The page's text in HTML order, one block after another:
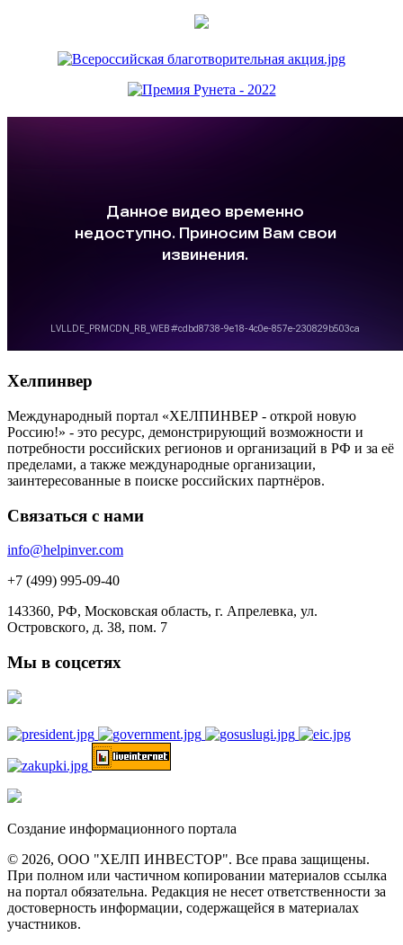
Хелпинвер
Международный портал «ХЕЛПИНВЕР - открой новую
Россию!» - это ресурс, демонстрирующий возможности и
потребности российских регионов и организаций в РФ и за её
пределами, а также международные организации,
заинтересованные в поиске российских партнёров.
Связаться с нами
info@helpinver.com
+7 (499) 995-09-40
143360, РФ, Московская область, г. Апрелевка, ул.
Островского, д. 38, пом. 7
Мы в соцсетях
Создание информационного портала
© 2026, ООО "ХЕЛП ИНВЕСТОР". Все права защищены.
При полном или частичном копировании материалов ссылка
на портал обязательна. Редакция не несет ответственности за
достоверность информации, содержащейся в материалах
участников.